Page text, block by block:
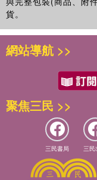
貨。
網站導航 >>
聚焦三民 >>
三民書局 三民